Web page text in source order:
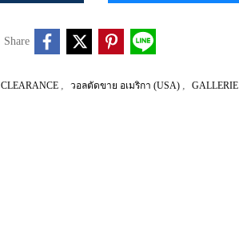
Share
CLEARANCE วอลตัดขาย อเมริกา (USA) GALLERIE